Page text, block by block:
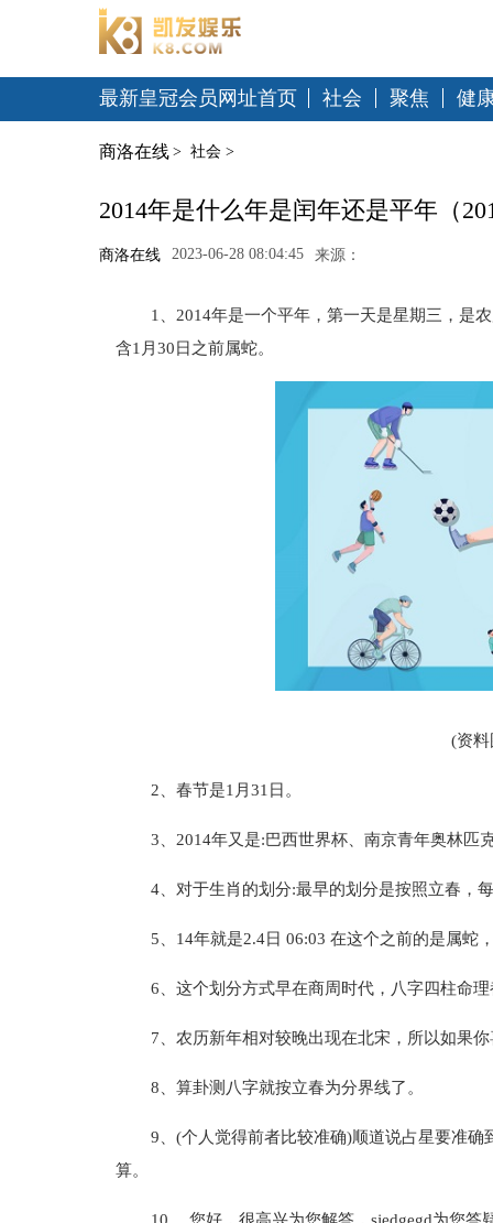
最新皇冠会员网址首页 社会 聚焦 健
商洛在线 > 社会 >
2014年是什么年是闰年还是平年（
商洛在线 2023-06-28 08:04:45 来源：
1、2014年是一个平年，第一天是星期三，是
含1月30日之前属蛇。
(资
2、春节是1月31日。
3、2014年又是:巴西世界杯、南京青年奥林匹
4、对于生肖的划分:最早的划分是按照立春，
5、14年就是2.4日 06:03 在这个之前的是属蛇
6、这个划分方式早在商周时代，八字四柱命
7、农历新年相对较晚出现在北宋，所以如果
8、算卦测八字就按立春为分界线了。
9、(个人觉得前者比较准确)顺道说占星要准
算。